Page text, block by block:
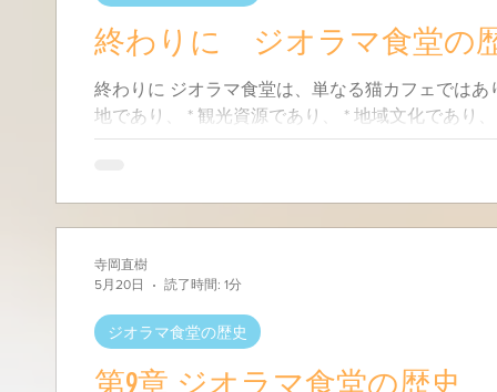
終わりに ジオラマ食堂の
終わりに ジオラマ食堂は、単なる猫カフェでは
地であり、 * 観光資源であり、 * 地域文化であり
いう一人の想いから始まった、小さな奇跡の積み
第9章 ジオラマ食堂の歴史
ジオラマ食堂の歴史
寺岡直樹
5月20日
読了時間: 1分